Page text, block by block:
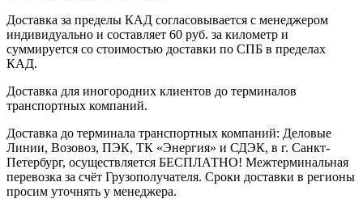
Доставка за пределы КАД согласовывается с менеджером
индивидуально и составляет 60 руб. за километр и
суммируется со стоимостью доставки по СПБ в пределах
КАД.
Доставка для иногородних клиентов до терминалов
транспортных компаний.
Доставка до терминала транспортных компаний: Деловые
Линии, Возовоз, ПЭК, ТК «Энергия» и СДЭК, в г. Санкт-
Петербург, осуществляется БЕСПЛАТНО! Межтерминальная
перевозка за счёт Грузополучателя. Сроки доставки в регионы
просим уточнять у менеджера.